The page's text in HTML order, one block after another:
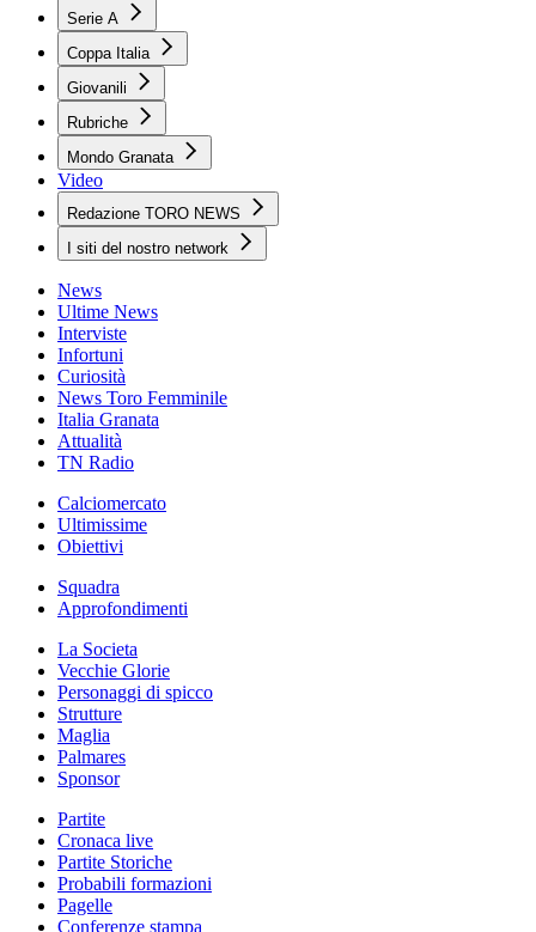
Serie A
Coppa Italia
Giovanili
Rubriche
Mondo Granata
Video
Redazione TORO NEWS
I siti del nostro network
News
Ultime News
Interviste
Infortuni
Curiosità
News Toro Femminile
Italia Granata
Attualità
TN Radio
Calciomercato
Ultimissime
Obiettivi
Squadra
Approfondimenti
La Societa
Vecchie Glorie
Personaggi di spicco
Strutture
Maglia
Palmares
Sponsor
Partite
Cronaca live
Partite Storiche
Probabili formazioni
Pagelle
Conferenze stampa